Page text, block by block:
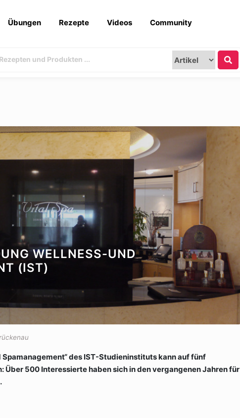
Übungen Rezepte Videos Community
WELLNESS-UND
(IST)
des IST-Studieninstituts kann auf fünf
500 Interessierte haben sich in den vergangenen Jahren für